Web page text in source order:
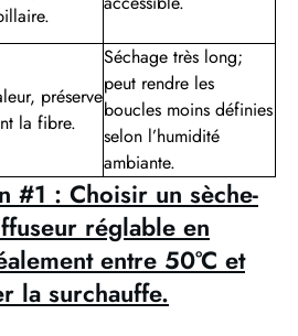
préserve
la fibre.
Séchage très long;
peut rendre les
boucles moins définies
selon l’humidité
ambiante.
#1 : Choisir un sèche-
réglable en
entre 50°C et
la surchauffe.